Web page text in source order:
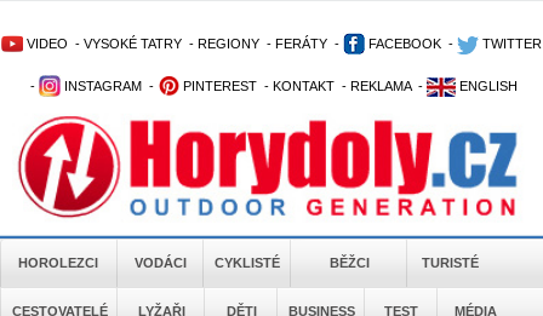
VIDEO - VYSOKÉ TATRY - REGIONY - FERÁTY - FACEBOOK - TWITTER
- INSTAGRAM - PINTEREST - KONTAKT - REKLAMA - ENGLISH
HOROLEZCI VODÁCI CYKLISTÉ BĚŽCI TURISTÉ
CESTOVATELÉ LYŽAŘI DĚTI BUSINESS TEST MÉDIA